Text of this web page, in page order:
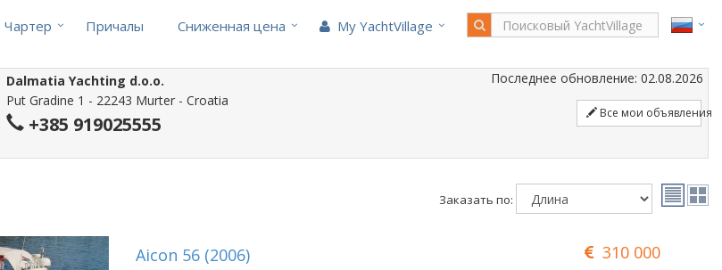
Чартер Причалы Cниженная цена My YachtVillage
Dalmatia Yachting d.o.o.
Put Gradine 1 - 22243 Murter - Croatia
+385 919025555 Все мои объявления
Последнее обновление: 02.08.2026
Заказать по:
Aicon 56 (2006) 310 000